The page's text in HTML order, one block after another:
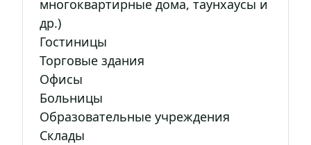
многоквартирные дома, таунхаусы и
др.)
Гостиницы
Торговые здания
Офисы
Больницы
Образовательные учреждения
Склады